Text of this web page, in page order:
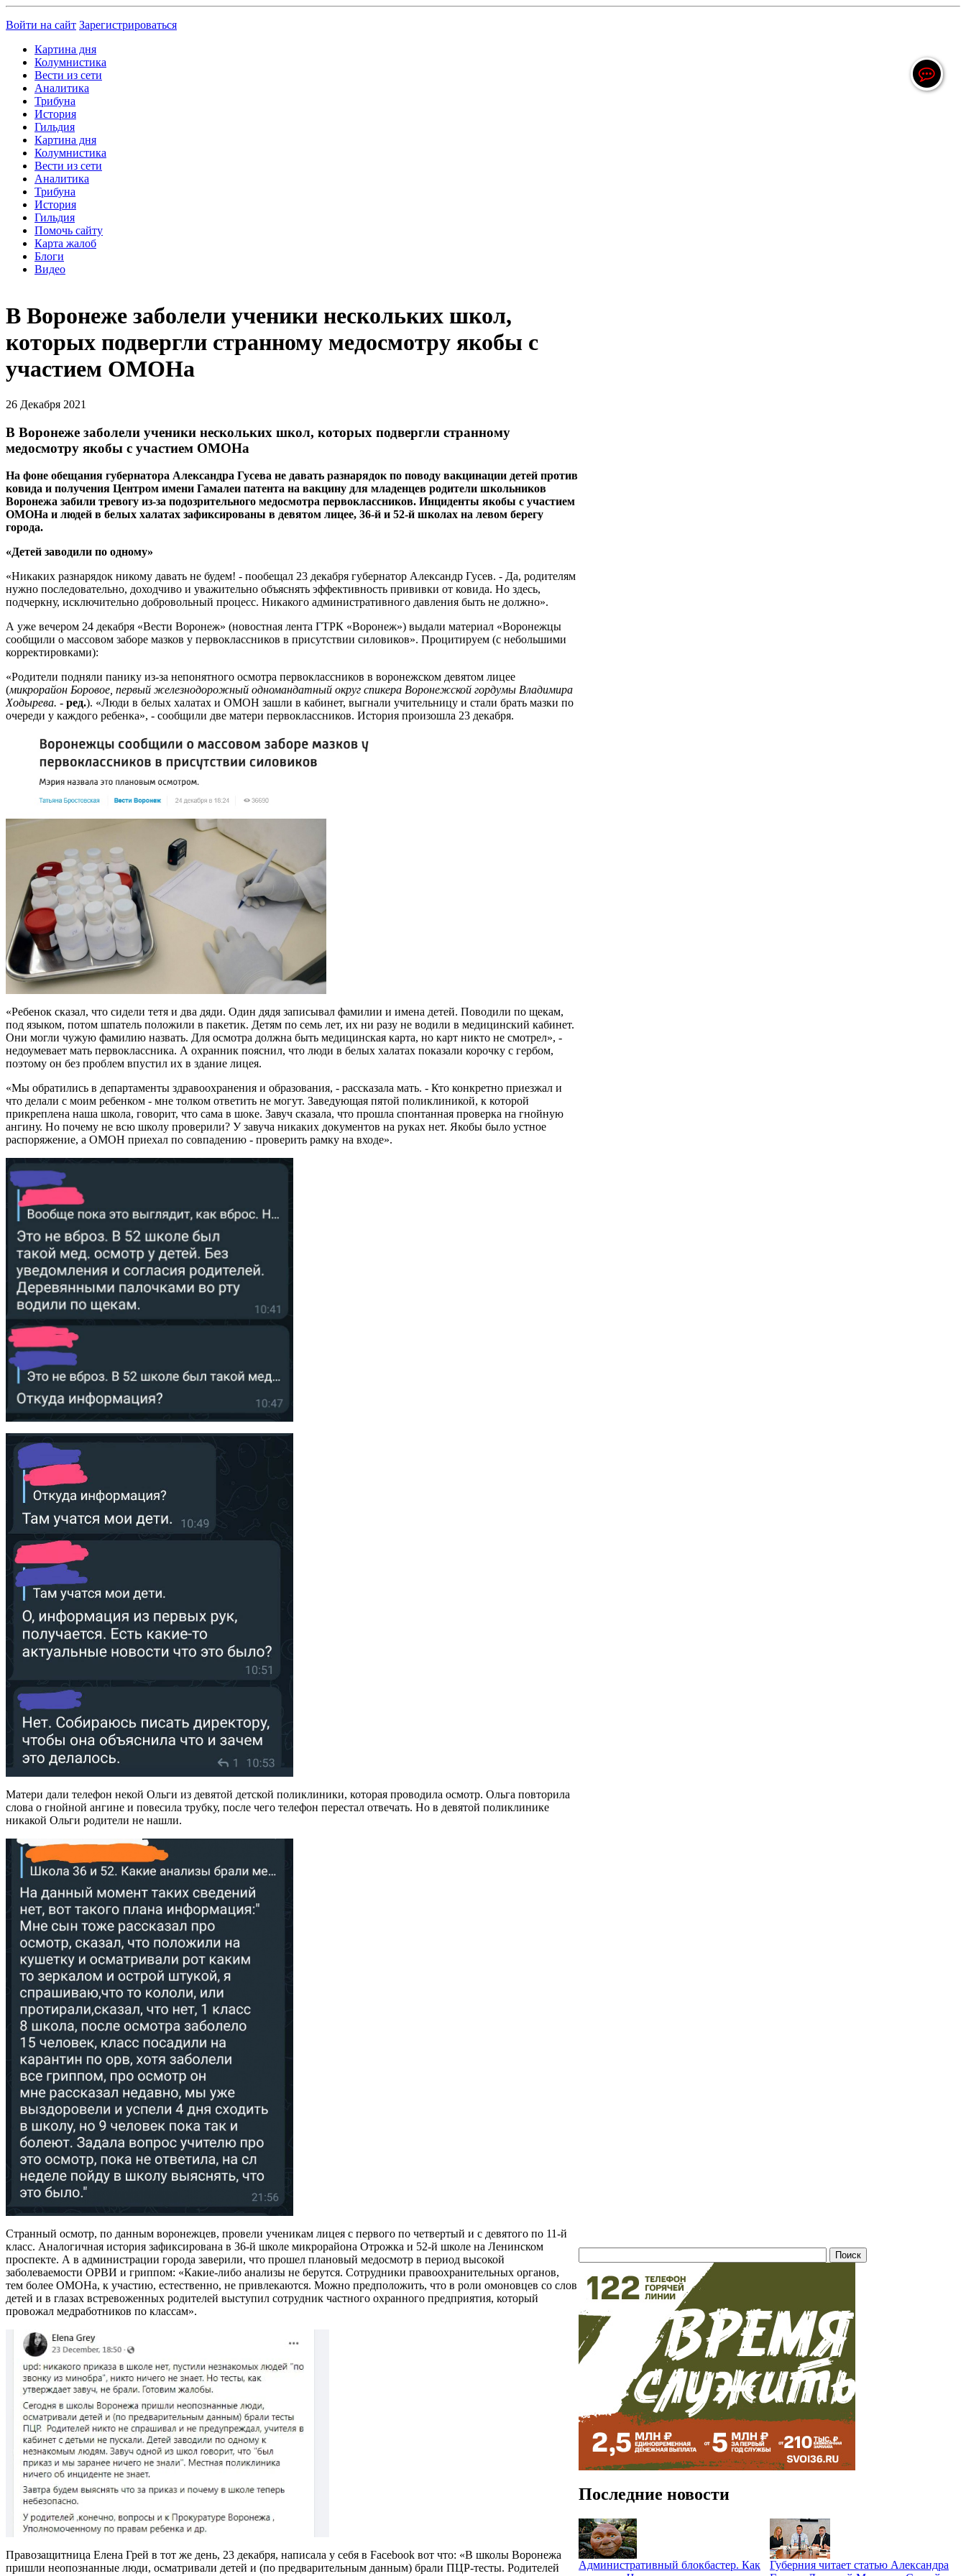
Войти на сайт Зарегистрироваться
Картина дня
Колумнистика
Вести из сети
Аналитика
Трибуна
История
Гильдия
Картина дня
Колумнистика
Вести из сети
Аналитика
Трибуна
История
Гильдия
Помочь сайту
Карта жалоб
Блоги
Видео
В Воронеже заболели ученики нескольких школ,
которых подвергли странному медосмотру якобы с
участием ОМОНа
26 Декабря 2021
В Воронеже заболели ученики нескольких школ, которых подвергли странному
медосмотру якобы с участием ОМОНа
На фоне обещания губернатора Александра Гусева не давать разнарядок по поводу вакцинации детей против
ковида и получения Центром имени Гамалеи патента на вакцину для младенцев родители школьников
Воронежа забили тревогу из-за подозрительного медосмотра первоклассников. Инциденты якобы с участием
ОМОНа и людей в белых халатах зафиксированы в девятом лицее, 36-й и 52-й школах на левом берегу
города.
«Детей заводили по одному»
«Никаких разнарядок никому давать не будем! - пообещал 23 декабря губернатор Александр Гусев. - Да, родителям
нужно последовательно, доходчиво и уважительно объяснять эффективность прививки от ковида. Но здесь,
подчеркну, исключительно добровольный процесс. Никакого административного давления быть не должно».
А уже вечером 24 декабря «Вести Воронеж» (новостная лента ГТРК «Воронеж») выдали материал «Воронежцы
сообщили о массовом заборе мазков у первоклассников в присутствии силовиков». Процитируем (с небольшими
корректировками):
«Родители подняли панику из-за непонятного осмотра первоклассников в воронежском девятом лицее
(микрорайон Боровое, первый железнодорожный одномандатный округ спикера Воронежской гордумы Владимира
Ходырева. - ред.). «Люди в белых халатах и ОМОН зашли в кабинет, выгнали учительницу и стали брать мазки по
очереди у каждого ребенка», - сообщили две матери первоклассников. История произошла 23 декабря.
«Ребенок сказал, что сидели тетя и два дяди. Один дядя записывал фамилии и имена детей. Поводили по щекам,
под языком, потом шпатель положили в пакетик. Детям по семь лет, их ни разу не водили в медицинский кабинет.
Они могли чужую фамилию назвать. Для осмотра должна быть медицинская карта, но карт никто не смотрел», -
недоумевает мать первоклассника. А охранник пояснил, что люди в белых халатах показали корочку с гербом,
поэтому он без проблем впустил их в здание лицея.
«Мы обратились в департаменты здравоохранения и образования, - рассказала мать. - Кто конкретно приезжал и
что делали с моим ребенком - мне толком ответить не могут. Заведующая пятой поликлиникой, к которой
прикреплена наша школа, говорит, что сама в шоке. Завуч сказала, что прошла спонтанная проверка на гнойную
ангину. Но почему не всю школу проверили? У завуча никаких документов на руках нет. Якобы было устное
распоряжение, а ОМОН приехал по совпадению - проверить рамку на входе».
Матери дали телефон некой Ольги из девятой детской поликлиники, которая проводила осмотр. Ольга повторила
слова о гнойной ангине и повесила трубку, после чего телефон перестал отвечать. Но в девятой поликлинике
никакой Ольги родители не нашли.
Странный осмотр, по данным воронежцев, провели ученикам лицея с первого по четвертый и с девятого по 11-й
класс. Аналогичная история зафиксирована в 36-й школе микрорайона Отрожка и 52-й школе на Ленинском
проспекте. А в администрации города заверили, что прошел плановый медосмотр в период высокой
заболеваемости ОРВИ и гриппом: «Какие-либо анализы не берутся. Сотрудники правоохранительных органов,
тем более ОМОНа, к участию, естественно, не привлекаются. Можно предположить, что в роли омоновцев со слов
детей и в глазах встревоженных родителей выступил сотрудник частного охранного предприятия, который
провожал медработников по классам».
Правозащитница Елена Грей в тот же день, 23 декабря, написала у себя в Facebook вот что: «В школы Воронежа
пришли неопознанные люди, осматривали детей и (по предварительным данным) брали ПЦР-тесты. Родителей
Последние новости
Административный блокбастер. Как
Губерния читает статью Александра